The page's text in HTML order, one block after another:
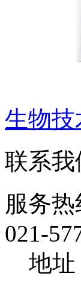
生物技
联系我
服务热
021-
地址